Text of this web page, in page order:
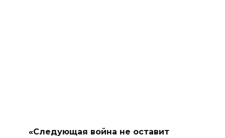
«Следующая война не оставит